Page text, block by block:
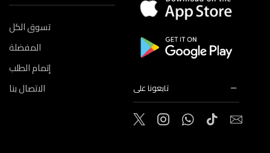
تسوق الكل
المفضلة
إتمام الطلب
الاتصال بنا
تابعونا على